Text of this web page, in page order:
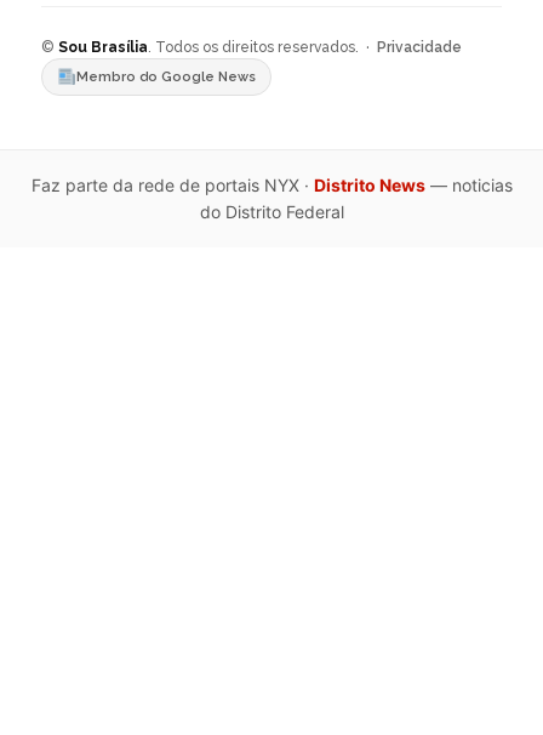
© Sou Brasília. Todos os direitos reservados. · Privacidade
Membro do Google News
Faz parte da rede de portais NYX · Distrito News— noticias
do Distrito Federal